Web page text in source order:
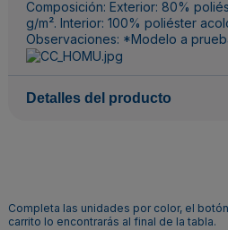
Composición: Exterior: 80%
g/m². Interior: 100% poliéster
Observaciones: *Modelo a
Detalles del producto
Completa las unidades por color, el
carrito lo encontrarás al final de la tabla.